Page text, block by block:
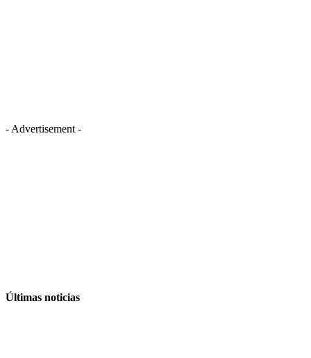
- Advertisement -
Últimas noticias